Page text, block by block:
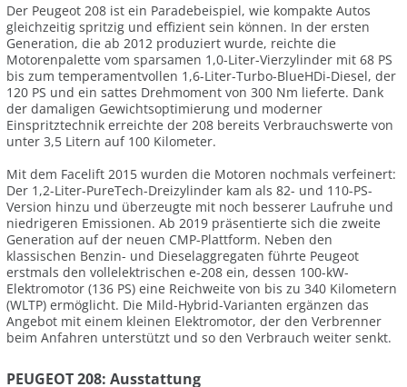
Der Peugeot 208 ist ein Paradebeispiel, wie kompakte Autos
gleichzeitig spritzig und effizient sein können. In der ersten
Generation, die ab 2012 produziert wurde, reichte die
Motorenpalette vom sparsamen 1,0-Liter-Vierzylinder mit 68 PS
bis zum temperamentvollen 1,6-Liter-Turbo-BlueHDi-Diesel, der
120 PS und ein sattes Drehmoment von 300 Nm lieferte. Dank
der damaligen Gewichtsoptimierung und moderner
Einspritztechnik erreichte der 208 bereits Verbrauchswerte von
unter 3,5 Litern auf 100 Kilometer.
Mit dem Facelift 2015 wurden die Motoren nochmals verfeinert:
Der 1,2-Liter-PureTech-Dreizylinder kam als 82- und 110-PS-
Version hinzu und überzeugte mit noch besserer Laufruhe und
niedrigeren Emissionen. Ab 2019 präsentierte sich die zweite
Generation auf der neuen CMP-Plattform. Neben den
klassischen Benzin- und Dieselaggregaten führte Peugeot
erstmals den vollelektrischen e-208 ein, dessen 100-kW-
Elektromotor (136 PS) eine Reichweite von bis zu 340 Kilometern
(WLTP) ermöglicht. Die Mild-Hybrid-Varianten ergänzen das
Angebot mit einem kleinen Elektromotor, der den Verbrenner
beim Anfahren unterstützt und so den Verbrauch weiter senkt.
PEUGEOT 208: Ausstattung